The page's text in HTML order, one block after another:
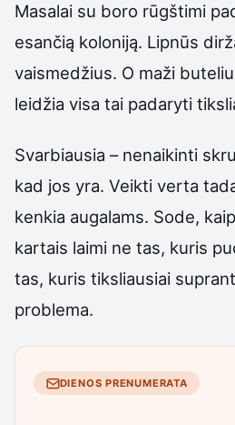
Masalai su boro rūgštimi
esančią koloniją. Lipnūs
vaismedžius. O maži
leidžia visa tai padaryti
Svarbiausia – nenaikinti
kad jos yra. Veikti verta
kenkia augalams. Sode,
kartais laimi ne tas, kuris
tas, kuris tiksliausiai
problema.
DIENOS PRENUMERATA